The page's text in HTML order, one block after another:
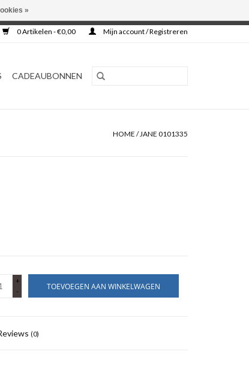
0 Artikelen - €0,00 Mijn account / Registreren
CADEAUBONNEN
HOME /JANE 0101335
+
-
TOEVOEGEN AAN WINKELWAGEN
(0)
»